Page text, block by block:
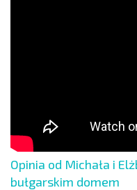
Opinia od Michała i
bułgarskim domem